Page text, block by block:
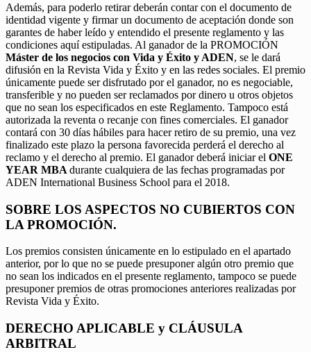
Además, para poderlo retirar deberán contar con el documento de
identidad vigente y firmar un documento de aceptación donde son
garantes de haber leído y entendido el presente reglamento y las
condiciones aquí estipuladas. Al ganador de la PROMOCIÓN
Máster de los negocios con Vida y Éxito y ADEN, se le dará
difusión en la Revista Vida y Éxito y en las redes sociales. El premio
únicamente puede ser disfrutado por el ganador, no es negociable,
transferible y no pueden ser reclamados por dinero u otros objetos
que no sean los especificados en este Reglamento. Tampoco está
autorizada la reventa o recanje con fines comerciales. El ganador
contará con 30 días hábiles para hacer retiro de su premio, una vez
finalizado este plazo la persona favorecida perderá el derecho al
reclamo y el derecho al premio. El ganador deberá iniciar el ONE
YEAR MBA durante cualquiera de las fechas programadas por
ADEN International Business School para el 2018.
SOBRE LOS ASPECTOS NO CUBIERTOS CON
LA PROMOCIÓN.
Los premios consisten únicamente en lo estipulado en el apartado
anterior, por lo que no se puede presuponer algún otro premio que
no sean los indicados en el presente reglamento, tampoco se puede
presuponer premios de otras promociones anteriores realizadas por
Revista Vida y Éxito.
DERECHO APLICABLE y CLÁUSULA
ARBITRAL